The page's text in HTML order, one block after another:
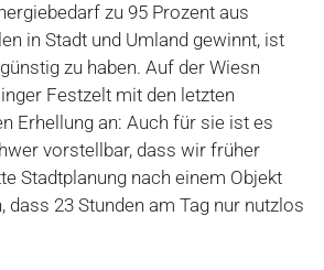
zu 95 Prozent aus
in Stadt und Umland gewinnt, ist
zu haben. Auf der Wiesn
Festzelt mit den letzten
Erhellung an: Auch für sie ist es
vorstellbar, dass wir früher
Stadtplanung nach einem Objekt
dass 23 Stunden am Tag nur nutzlos